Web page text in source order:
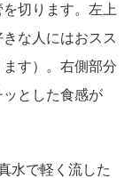
切ります。左上
な人にはおスス
す）。右側部分
とした食感が
水で軽く流した